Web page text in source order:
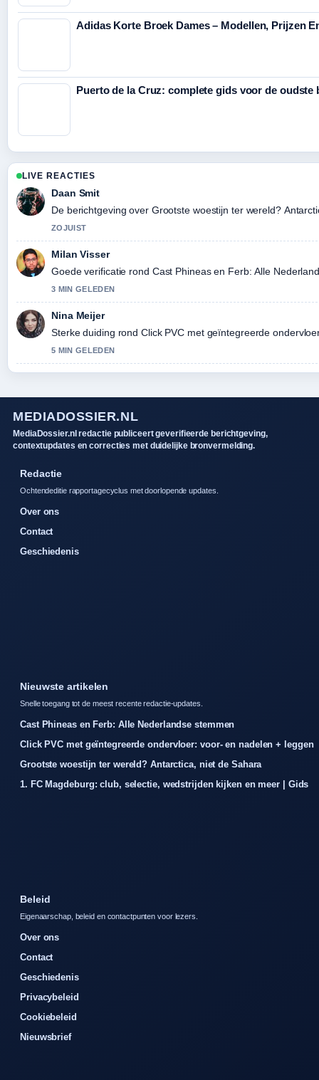
Adidas Korte Broek Dames – Modellen, Prijzen
Puerto de la Cruz: complete gids voor de oudste
LIVE REACTIES
Daan Smit
De berichtgeving over Grootste woestijn ter wereld?
ZOJUIST
Milan Visser
Goede verificatie rond Cast Phineas en Ferb: Alle
3 MIN GELEDEN
Nina Meijer
Sterke duiding rond Click PVC met geïntegreerde
5 MIN GELEDEN
MEDIADOSSIER.NL
MediaDossier.nl redactie publiceert geverifieerde berichtgeving,
contextupdates en correcties met duidelijke bronvermelding.
Redactie
Ochtendeditie rapportagecyclus met doorlopende updates.
Over ons
Contact
Geschiedenis
Nieuwste artikelen
Snelle toegang tot de meest recente redactie-updates.
Cast Phineas en Ferb: Alle Nederlandse stemmen
Click PVC met geïntegreerde ondervloer: voor- en nadelen + leggen
Grootste woestijn ter wereld? Antarctica, niet de Sahara
1. FC Magdeburg: club, selectie, wedstrijden kijken en meer | Gids
Beleid
Eigenaarschap, beleid en contactpunten voor lezers.
Over ons
Contact
Geschiedenis
Privacybeleid
Cookiebeleid
Nieuwsbrief